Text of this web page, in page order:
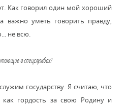
Как говорил один мой хороший
важно уметь говорить правду,
не всю.
в спецслужбах?
государству. Я считаю, что
как гордость за свою Родину и